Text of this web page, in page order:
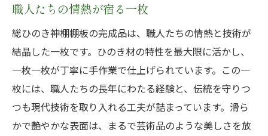
職人たちの情熱が宿る一枚
総ひのき神棚棚板の完成品は、職人たちの情熱と技術が
結晶した一枚です。ひのき材の特性を最大限に活かし、
一枚一枚が丁寧に手作業で仕上げられています。この一
枚には、職人たちの長年にわたる経験と、伝統を守りつ
つも現代技術を取り入れる工夫が詰まっています。滑ら
かで艶やかな表面は、まるで芸術品のような美しさを放